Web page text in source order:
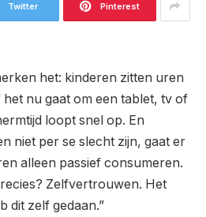
Twitter Pinterest
het: kinderen zitten uren
nu gaat om een tablet, tv of
loopt snel op. En
niet per se slecht zijn, gaat er
alleen passief consumeren.
Zelfvertrouwen. Het
dit zelf gedaan.”